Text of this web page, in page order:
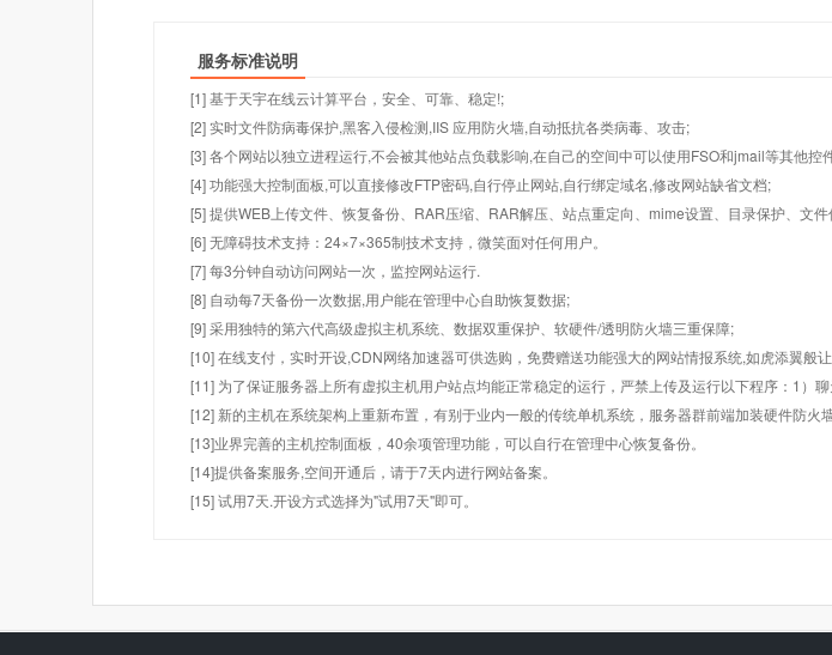
服务标准说明
[1] 基于天宇在线云计算平台，安全、可靠、稳定!;
[2] 实时文件防病毒保护,黑客入侵检测,IIS 应用防火墙,自动抵抗各类病毒、攻击;
[3] 各个网站以独立进程运行,不会被其他站点负载影响,在自己的空间中可以使用FSO和jmail等其他控
[4] 功能强大控制面板,可以直接修改FTP密码,自行停止网站,自行绑定域名,修改网站缺省文档;
[5] 提供WEB上传文件、恢复备份、RAR压缩、RAR解压、站点重定向、mime设置、目录保护、文
[6] 无障碍技术支持：24×7×365制技术支持，微笑面对任何用户。
[7] 每3分钟自动访问网站一次，监控网站运行.
[8] 自动每7天备份一次数据,用户能在管理中心自助恢复数据;
[9] 采用独特的第六代高级虚拟主机系统、数据双重保护、软硬件/透明防火墙三重保障;
[10] 在线支付，实时开设,CDN网络加速器可供选购，免费赠送功能强大的网站情报系统,如虎添翼般
[11] 为了保证服务器上所有虚拟主机用户站点均能正常稳定的运行，严禁上传及运行以下程序：1）
[12] 新的主机在系统架构上重新布置，有别于业内一般的传统单机系统，服务器群前端加装硬件防
[13]业界完善的主机控制面板，40余项管理功能，可以自行在管理中心恢复备份。
[14]提供备案服务,空间开通后，请于7天内进行网站备案。
[15] 试用7天.开设方式选择为"试用7天"即可。